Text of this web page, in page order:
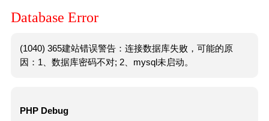
Database Error
(1040) 365建站错误警告：连接数据库失败，可能的原
因：1、数据库密码不对; 2、mysql未启动。
PHP Debug